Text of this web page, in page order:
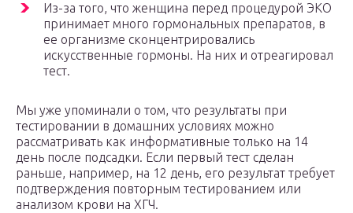
Из-за того, что женщина перед процедурой ЭКО
принимает много гормональных препаратов, в
ее организме сконцентрировались
искусственные гормоны. На них и отреагировал
тест.
Мы уже упоминали о том, что результаты при
тестировании в домашних условиях можно
рассматривать как информативные только на 14
день после подсадки. Если первый тест сделан
раньше, например, на 12 день, его результат требует
подтверждения повторным тестированием или
анализом крови на ХГЧ.